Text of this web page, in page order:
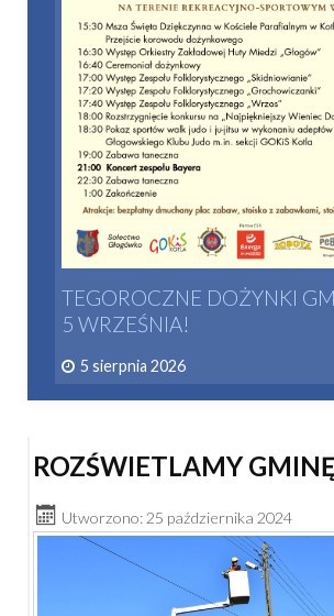
TEGOROCZNE DOŻYNKI
5 WRZEŚNIA!
5 sierpnia 2026
ROZŚWIETLAMY
Utworzono: 25 października 2024